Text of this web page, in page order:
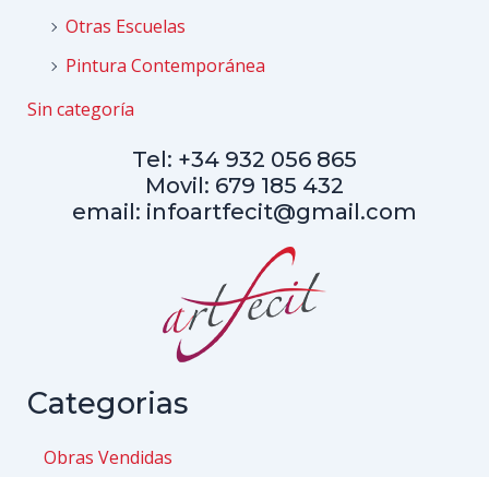
Otras Escuelas
Pintura Contemporánea
Sin categoría
Tel: +34 932 056 865
Movil: 679 185 432
email: infoartfecit@gmail.com
Categorias
Obras Vendidas